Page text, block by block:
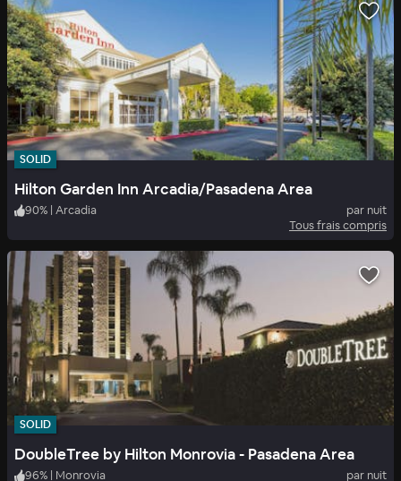
SOLID
Hilton Garden Inn Arcadia/Pasadena Area
90% Arcadia
par nuit
Tous frais compris
SOLID
DoubleTree by Hilton Monrovia - Pasadena Area
96% | Monrovia
par nuit